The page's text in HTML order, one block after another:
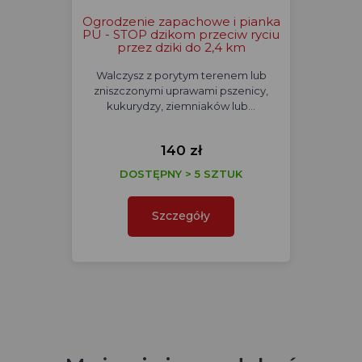
Ogrodzenie zapachowe i pianka
PU - STOP dzikom przeciw ryciu
przez dziki do 2,4 km
Walczysz z porytym terenem lub
zniszczonymi uprawami pszenicy,
kukurydzy, ziemniaków lub…
140 zł
DOSTĘPNY > 5 SZTUK
Szczegóły